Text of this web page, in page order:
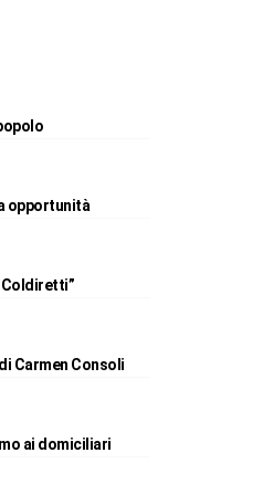
opportunità
Coldiretti”
Carmen Consoli
ai domiciliari